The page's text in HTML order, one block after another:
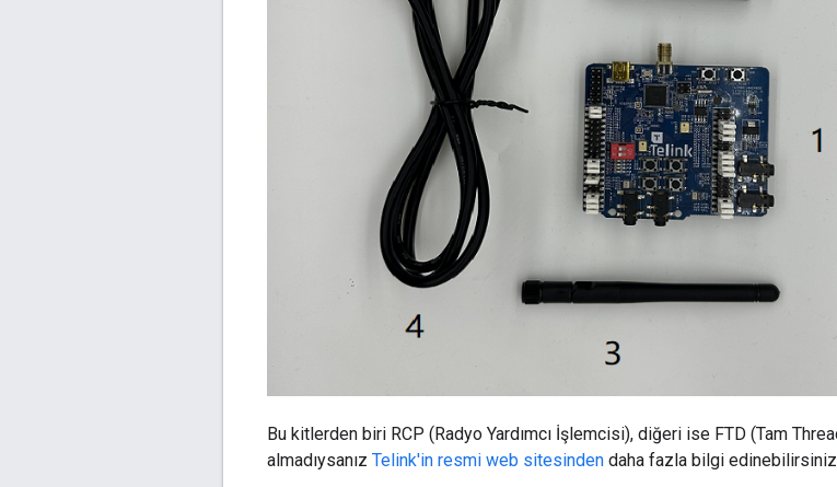
Bu kitlerden biri RCP (Radyo Yardımcı İşlemcisi), diğeri ise FTD (Tam
almadıysanız Telink'in resmi web sitesinden daha fazla bilgi